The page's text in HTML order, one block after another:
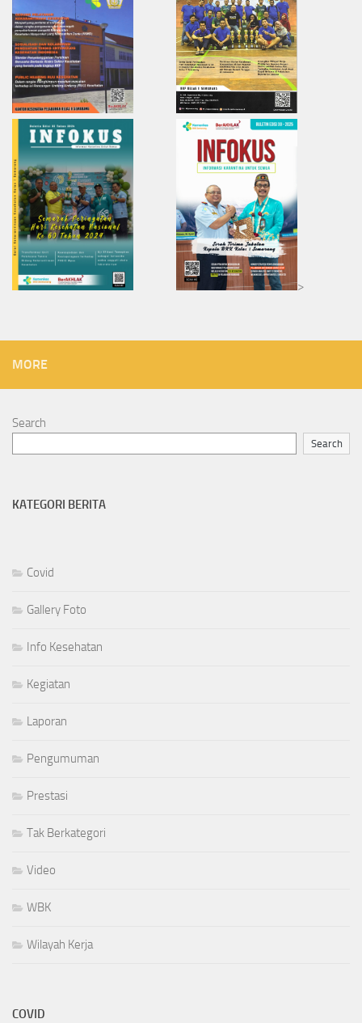
>
MORE
Search
Search
KATEGORI BERITA
Covid
Gallery Foto
Info Kesehatan
Kegiatan
Laporan
Pengumuman
Prestasi
Tak Berkategori
Video
WBK
Wilayah Kerja
COVID